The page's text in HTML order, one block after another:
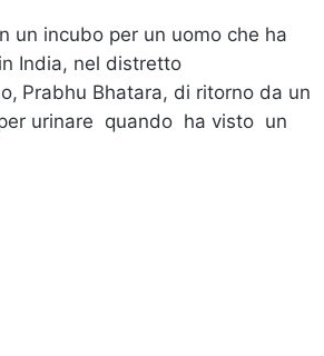
un incubo per un uomo che ha
India, nel distretto
Prabhu Bhatara, di ritorno da un
urinare quando ha visto un